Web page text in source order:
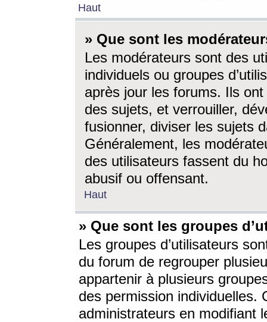
Haut
» Que sont les
Les modérateurs sont des
individuels ou groupes
après jour les forums. Ils ont
des sujets, et verrouiller,
fusionner, diviser les sujets
Généralement, les
des utilisateurs fassent du
abusif ou offensant.
Haut
» Que sont les groupes
Les groupes d’utilisateurs
du forum de regrouper
appartenir à plusieurs
des permission individuelles.
administrateurs en modifiant